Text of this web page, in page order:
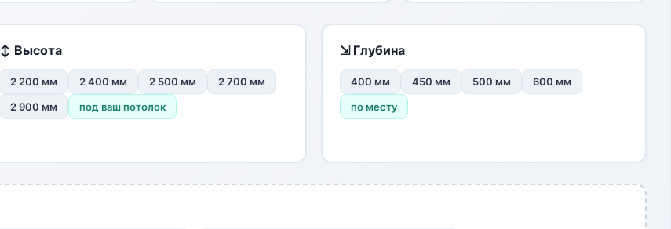
↕ Высота
2 200 мм 2 400 мм 2 500 мм
2 700 мм
2 900 мм
под ваш потолок
⇲ Глубина
400 мм 450 мм 500 мм
600 мм
по месту